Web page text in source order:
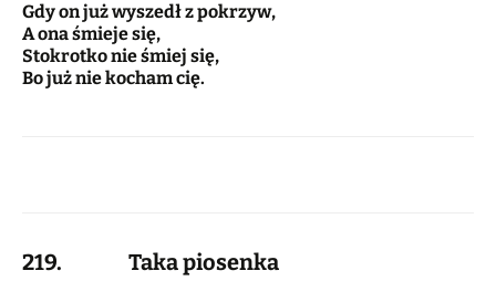
Gdy on już wyszedł z pokrzyw,
A ona śmieje się,
Stokrotko nie śmiej się,
Bo już nie kocham cię.
219. Taka piosenka